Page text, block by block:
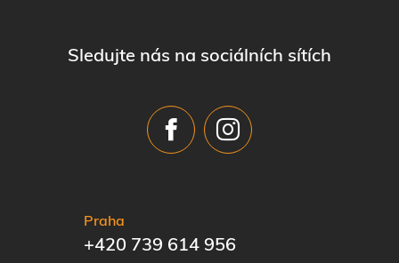
Sledujte nás na sociálních sítích
Praha
+420 739 614 956